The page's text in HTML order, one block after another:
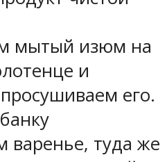
мытый изюм на
и
его.
варенье, туда же